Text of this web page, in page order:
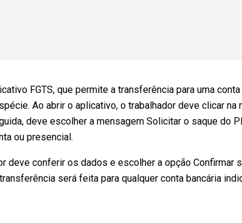
FGTS, que permite a transferência para uma
Ao abrir o aplicativo, o trabalhador deve clicar na
deve escolher a mensagem Solicitar o saque do
ou presencial.
deve conferir os dados e escolher a opção Confirmar
será feita para qualquer conta bancária